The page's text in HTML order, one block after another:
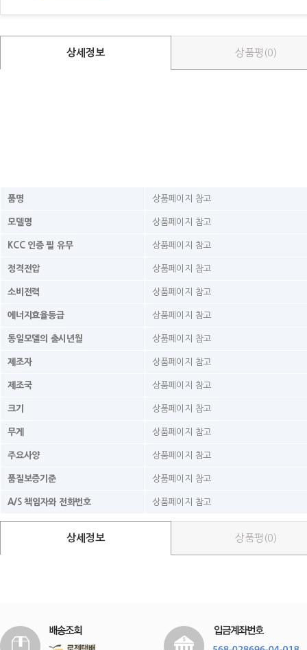
상세정보 상품평(0)
품명 상품페이지 참고
모델명 상품페이지 참고
KCC 인증 필 유무 상품페이지 참고
정격전압 상품페이지 참고
소비전력 상품페이지 참고
에너지효율등급 상품페이지 참고
동일모델의 출시년월 상품페이지 참고
제조자 상품페이지 참고
제조국 상품페이지 참고
크기 상품페이지 참고
무게 상품페이지 참고
주요사양 상품페이지 참고
품질보증기준 상품페이지 참고
A/S 책임자와 전화번호 상품페이지 참고
상세정보 상품평(0)